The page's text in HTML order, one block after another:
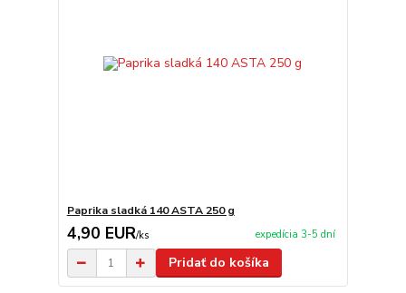
Paprika sladká 140 ASTA 250 g
4,90 EUR/ks expedícia 3-5 dní
Pridať do košíka